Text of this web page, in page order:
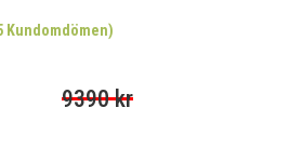
Kundomdömen)
9390 kr